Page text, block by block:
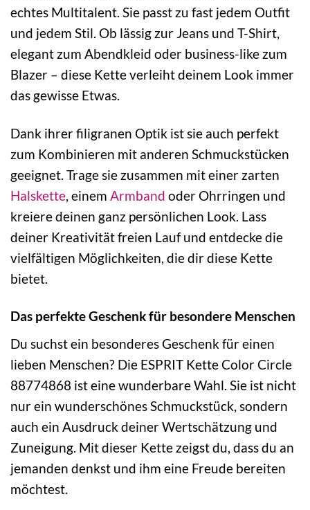
echtes Multitalent. Sie passt zu fast jedem Outfit
und jedem Stil. Ob lässig zur Jeans und T-Shirt,
elegant zum Abendkleid oder business-like zum
Blazer – diese Kette verleiht deinem Look immer
das gewisse Etwas.
Dank ihrer filigranen Optik ist sie auch perfekt
zum Kombinieren mit anderen Schmuckstücken
geeignet. Trage sie zusammen mit einer zarten
Halskette , einem Armband oder Ohrringen und
kreiere deinen ganz persönlichen Look. Lass
deiner Kreativität freien Lauf und entdecke die
vielfältigen Möglichkeiten, die dir diese Kette
bietet.
Das perfekte Geschenk für besondere Menschen
Du suchst ein besonderes Geschenk für einen
lieben Menschen? Die ESPRIT Kette Color Circle
88774868 ist eine wunderbare Wahl. Sie ist nicht
nur ein wunderschönes Schmuckstück, sondern
auch ein Ausdruck deiner Wertschätzung und
Zuneigung. Mit dieser Kette zeigst du, dass du an
jemanden denkst und ihm eine Freude bereiten
möchtest.